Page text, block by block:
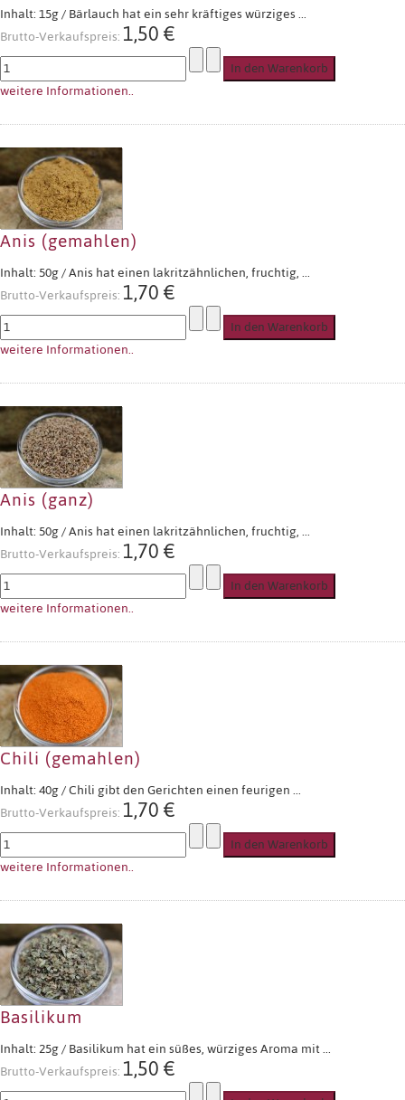
Inhalt: 15g / Bärlauch hat ein sehr kräftiges würziges ...
Brutto-Verkaufspreis:1,50 €
weitere Informationen..
Anis (gemahlen)
Inhalt: 50g / Anis hat einen lakritzähnlichen, fruchtig, ...
Brutto-Verkaufspreis:1,70 €
weitere Informationen..
Anis (ganz)
Inhalt: 50g / Anis hat einen lakritzähnlichen, fruchtig, ...
Brutto-Verkaufspreis:1,70 €
weitere Informationen..
Chili (gemahlen)
Inhalt: 40g / Chili gibt den Gerichten einen feurigen ...
Brutto-Verkaufspreis:1,70 €
weitere Informationen..
Basilikum
Inhalt: 25g / Basilikum hat ein süßes, würziges Aroma mit ...
Brutto-Verkaufspreis:1,50 €